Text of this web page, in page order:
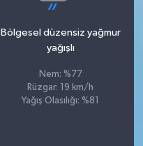
Bölgesel düzensiz yağmur
yağışlı
Nem: %77
Rüzgar: 19 km/h
Yağış Olasılığı: %81